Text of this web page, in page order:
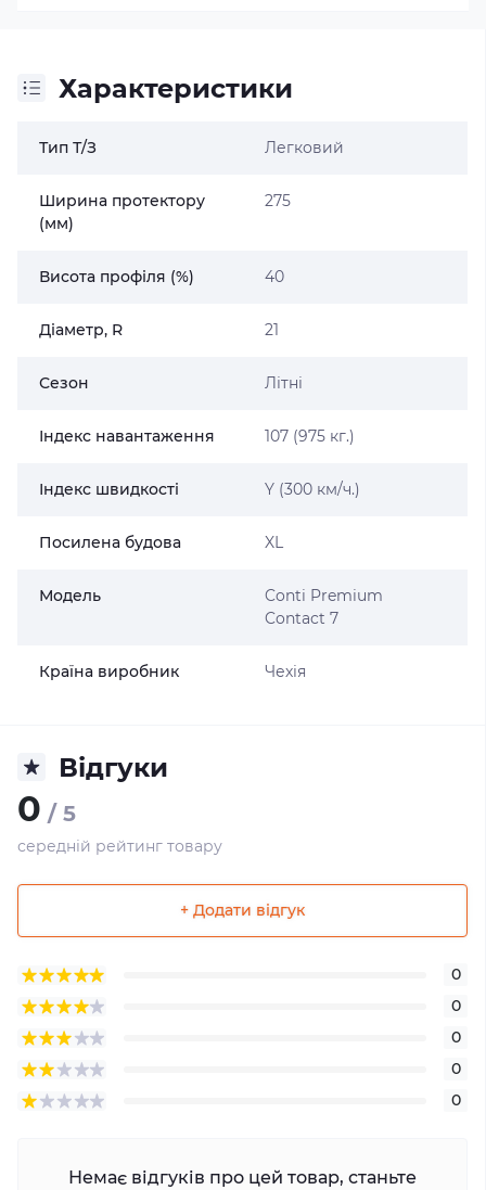
Характеристики
Тип Т/З Легковий
Ширина протектору
(мм)
275
Висота профіля (%) 40
Діаметр, R 21
Сезон Літні
Індекс навантаження 107 (975 кг.)
Індекс швидкості Y (300 км/ч.)
Посилена будова XL
Модель
Conti Premium
Contact 7
Країна виробник Чехія
Відгуки
0 / 5
середній рейтинг товару
+ Додати відгук
0
0
0
0
0
Немає відгуків про цей товар, станьте